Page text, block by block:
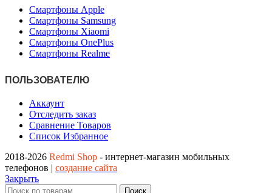
Смартфоны Apple
Смартфоны Samsung
Смартфоны Xiaomi
Смартфоны OnePlus
Смартфоны Realme
ПОЛЬЗОВАТЕЛЮ
Аккаунт
Отследить заказ
Сравнение Товаров
Список Избранное
2018-2026 Redmi Shop - интернет-магазин мобильных
телефонов | создание сайта
Закрыть
Поиск